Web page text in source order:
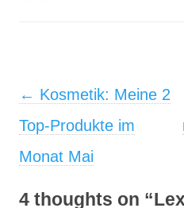
Post navigation
← Kosmetik: Meine 2
Top-Produkte im
Monat Mai
4 thoughts on “